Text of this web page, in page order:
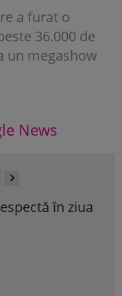
a furat o
36.000 de
un megashow
News
în ziua